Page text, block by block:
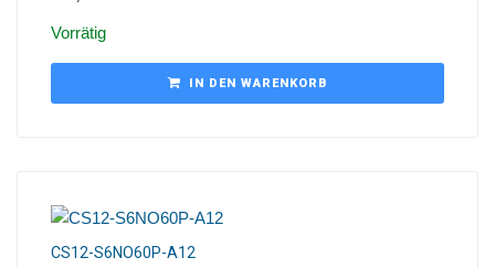
Vorrätig
IN DEN WARENKORB
CS12-S6NO60P-A12